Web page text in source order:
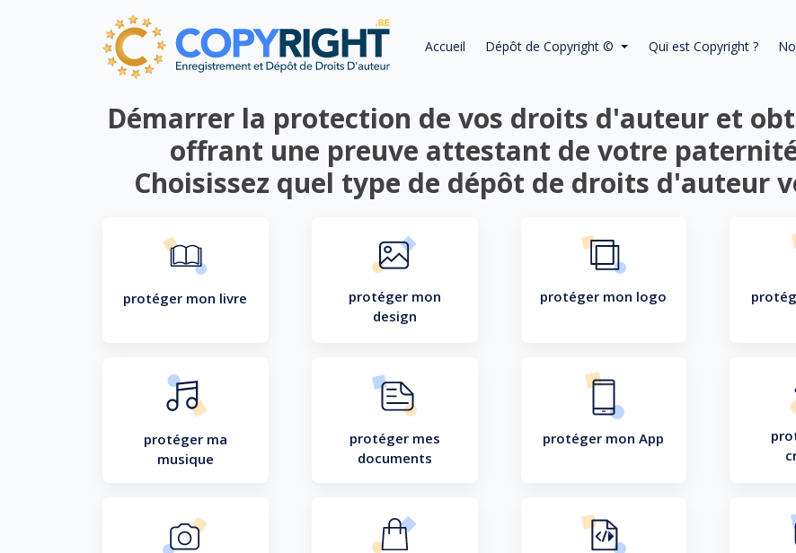
Accueil Dépôt de Copyright © Qui est Copyright ?
Démarrer la protection de vos droits d'auteur et
offrant une preuve attestant de votre
Choisissez quel type de dépôt de droits d'auteur
protéger mon livre
protéger mon
design
protéger mon logo
protéger ma
musique
protéger mes
documents
protéger mon App